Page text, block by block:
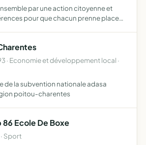
par une action citoyenne et
pour que chacun prenne place
· Economie et développement local ·
de la subvention nationale adasa
poitou-charentes
86 Ecole De Boxe
Sport